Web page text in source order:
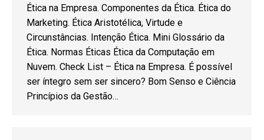
Ética na Empresa. Componentes da Ética. Ética do
Marketing. Ética Aristotélica, Virtude e
Circunstâncias. Intenção Ética. Mini Glossário da
Ética. Normas Éticas Ética da Computação em
Nuvem. Check List – Ética na Empresa. É possível
ser íntegro sem ser sincero? Bom Senso e Ciência
Princípios da Gestão…